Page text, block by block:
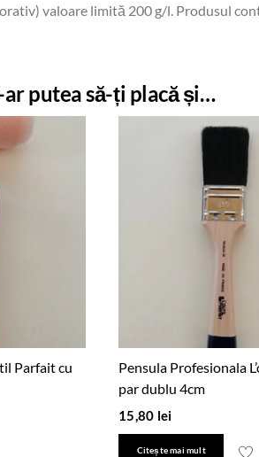
valoare limită 200 g/l. Produsul
ar putea să-ți placă și…
Parfait cu
Pensula Profesionala
par dublu 4cm
15,80 lei
Citește mai mult